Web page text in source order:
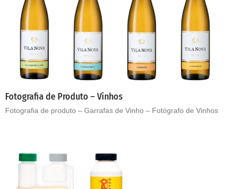
Fotografia de Produto – Vinhos
Fotografia de produto – Garrafas de Vinho – Fotógrafo de Vinhos